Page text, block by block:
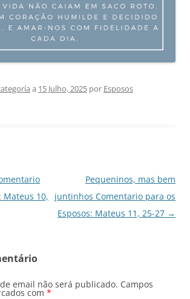
a 15 Julho, 2025 por Esposos
Mateus 10,
Pequeninos, mas bem
juntinhos Comentario para os
Esposos: Mateus 11, 25-27 →
email não será publicado. Campos
com *